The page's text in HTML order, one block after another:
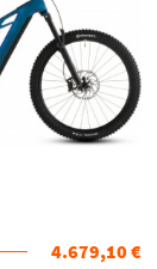
4.679,10 €